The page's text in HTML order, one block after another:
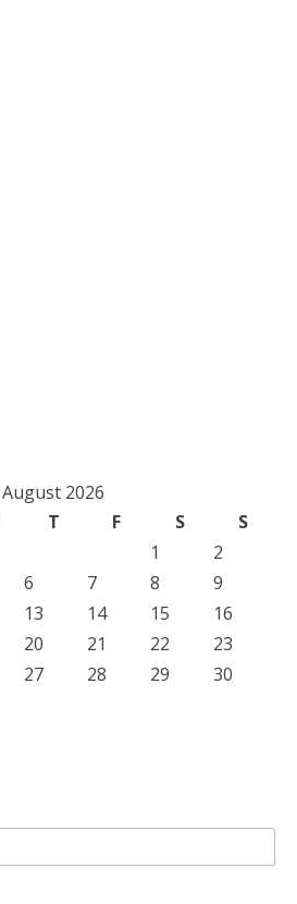
August 2026
T F S
S
1
2
6 7 8
9
13 14 15
16
20 21 22
23
27 28 29
30